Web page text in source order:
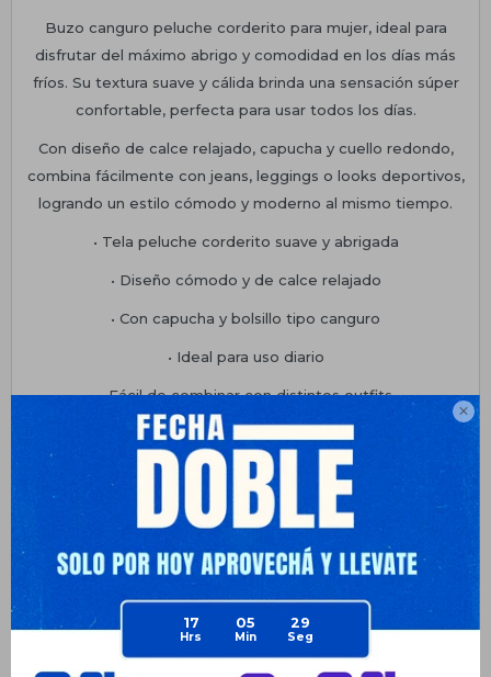

17 05 29
Buzo canguro peluche corderito para mujer, ideal para
disfrutar del máximo abrigo y comodidad en los días más
fríos. Su textura suave y cálida brinda una sensación súper
confortable, perfecta para usar todos los días.
Con diseño de calce relajado, capucha y cuello redondo,
combina fácilmente con jeans, leggings o looks deportivos,
logrando un estilo cómodo y moderno al mismo tiempo.
• Tela peluche corderito suave y abrigada
• Diseño cómodo y de calce relajado
• Con capucha y bolsillo tipo canguro
• Ideal para uso diario
• Fácil de combinar con distintos outfits
• Perfecto para looks casuales y deportivos
Una prenda cómoda, calentita y versátil que no puede faltar
en tu guardarropa.
Planes de cuotas
Medios de pago